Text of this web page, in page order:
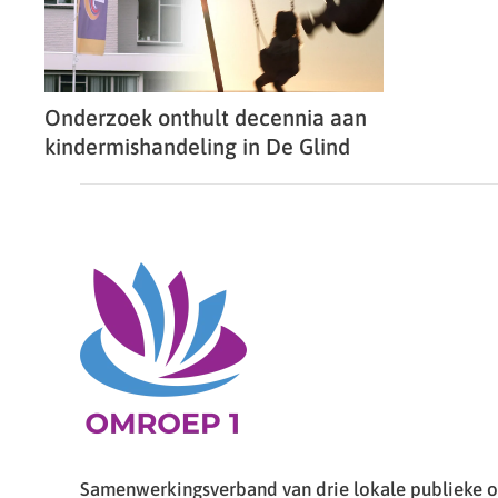
Onderzoek onthult decennia aan
kindermishandeling in De Glind
Samenwerkingsverband van drie lokale publieke